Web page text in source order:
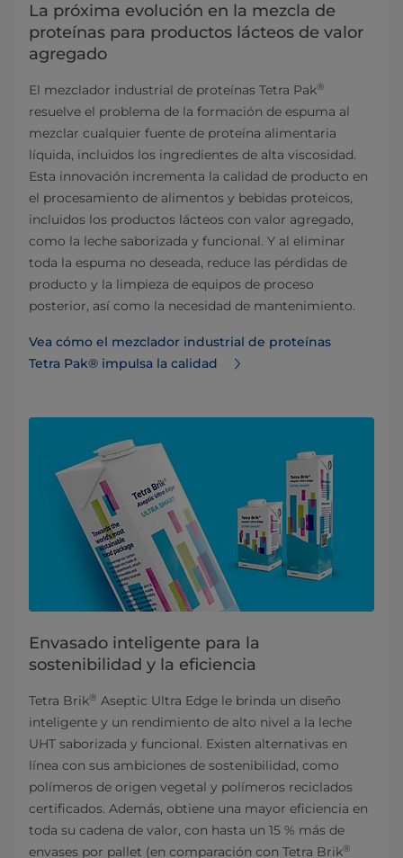
La próxima evolución en la mezcla de
proteínas para productos lácteos de valor
agregado
El mezclador industrial de proteínas Tetra Pak®
resuelve el problema de la formación de espuma al
mezclar cualquier fuente de proteína alimentaria
líquida, incluidos los ingredientes de alta viscosidad.
Esta innovación incrementa la calidad de producto en
el procesamiento de alimentos y bebidas proteicos,
incluidos los productos lácteos con valor agregado,
como la leche saborizada y funcional. Y al eliminar
toda la espuma no deseada, reduce las pérdidas de
producto y la limpieza de equipos de proceso
posterior, así como la necesidad de mantenimiento.
Vea cómo el mezclador industrial de proteínas
Tetra Pak® impulsa la calidad
Envasado inteligente para la
sostenibilidad y la eficiencia
Tetra Brik® Aseptic Ultra Edge le brinda un diseño
inteligente y un rendimiento de alto nivel a la leche
UHT saborizada y funcional. Existen alternativas en
línea con sus ambiciones de sostenibilidad, como
polímeros de origen vegetal y polímeros reciclados
certificados. Además, obtiene una mayor eficiencia en
toda su cadena de valor, con hasta un 15 % más de
envases por pallet (en comparación con Tetra Brik®